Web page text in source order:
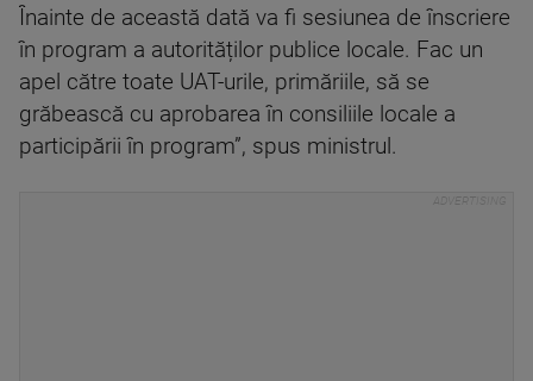
Înainte de această dată va fi sesiunea de înscriere
în program a autorităților publice locale. Fac un
apel către toate UAT-urile, primăriile, să se
grăbească cu aprobarea în consiliile locale a
participării în program”, spus ministrul.